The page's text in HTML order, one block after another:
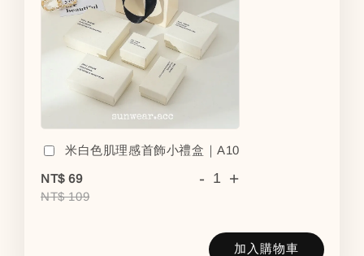
米白色肌理感首飾小禮盒｜A10
NT$ 69
NT$ 109
- +
加入購物車